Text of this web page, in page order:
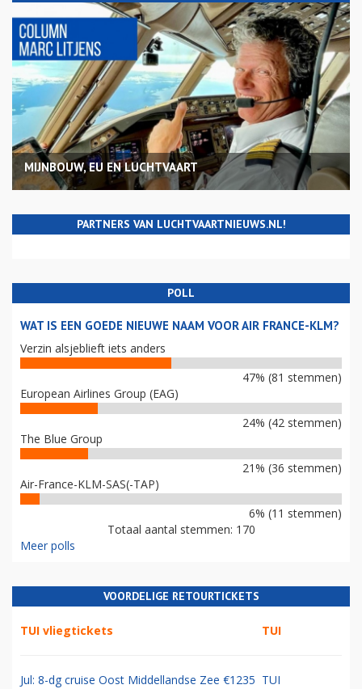
MIJNBOUW, EU EN LUCHTVAART
PARTNERS VAN LUCHTVAARTNIEUWS.NL!
POLL
WAT IS EEN GOEDE NIEUWE NAAM VOOR AIR FRANCE-KLM?
Verzin alsjeblieft iets anders
47% (81 stemmen)
European Airlines Group (EAG)
24% (42 stemmen)
The Blue Group
21% (36 stemmen)
Air-France-KLM-SAS(-TAP)
6% (11 stemmen)
Totaal aantal stemmen: 170
Meer polls
VOORDELIGE RETOURTICKETS
TUI vliegtickets TUI
Jul: 8-dg cruise Oost Middellandse Zee €1235 TUI